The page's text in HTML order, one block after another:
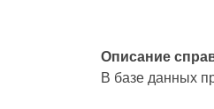
Описание
В базе данных